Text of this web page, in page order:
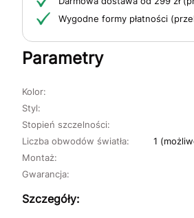
Wygodne formy płatności
Parametry
Kolor:
Stopień szczelności:
Gwarancja:
Styl:
Liczba obwodów światła:
1
Montaż:
Szczegóły: